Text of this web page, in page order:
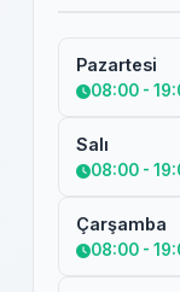
Pazartesi
08:00 -
Salı
08:00 -
Çarşamba
08:00 -